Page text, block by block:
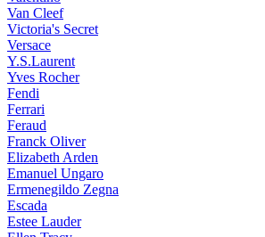
Van Cleef
Victoria's Secret
Versace
Y.S.Laurent
Yves Rocher
Fendi
Ferrari
Feraud
Franck Oliver
Elizabeth Arden
Emanuel Ungaro
Ermenegildo Zegna
Escada
Estee Lauder